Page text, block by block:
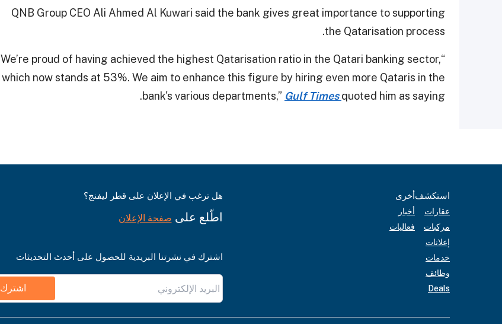
QNB Group CEO Ali Ahmed Al Kuwari said the bank gives great importance to supporting
the Qatarisation process.
“We’re proud of having achieved the highest Qatarisation ratio in the Qatari banking sector,
which now stands at 53%. We aim to enhance this figure by hiring even more Qataris in the
bank's various departments,” Gulf Timesquoted him as saying.
استكشف
عقارات
مركبات
إعلانات
خدمات
وظائف
Deals
أخرى
أخبار
فعاليات
هل ترغب في الإعلان على قطر ليفنج؟
اطّلع على صفحة الإعلان
اشترك في نشرتنا البريدية للحصول على أحدث التحديثات
اشترك